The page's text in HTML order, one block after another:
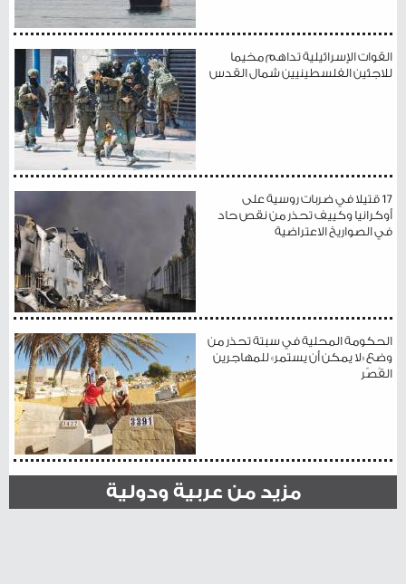
القوات الإسرائيلية تداهم مخيما
للاجئين الفلسطينيين شمال القدس
17 قتيلا في ضربات روسية على
أوكرانيا وكييف تحذر من نقص حاد
في الصواريخ الاعتراضية
الحكومة المحلية في سبتة تحذر من
وضع «لا يمكن أن يستمر» للمهاجرين
القُصّر
مزيد من عربية ودولية